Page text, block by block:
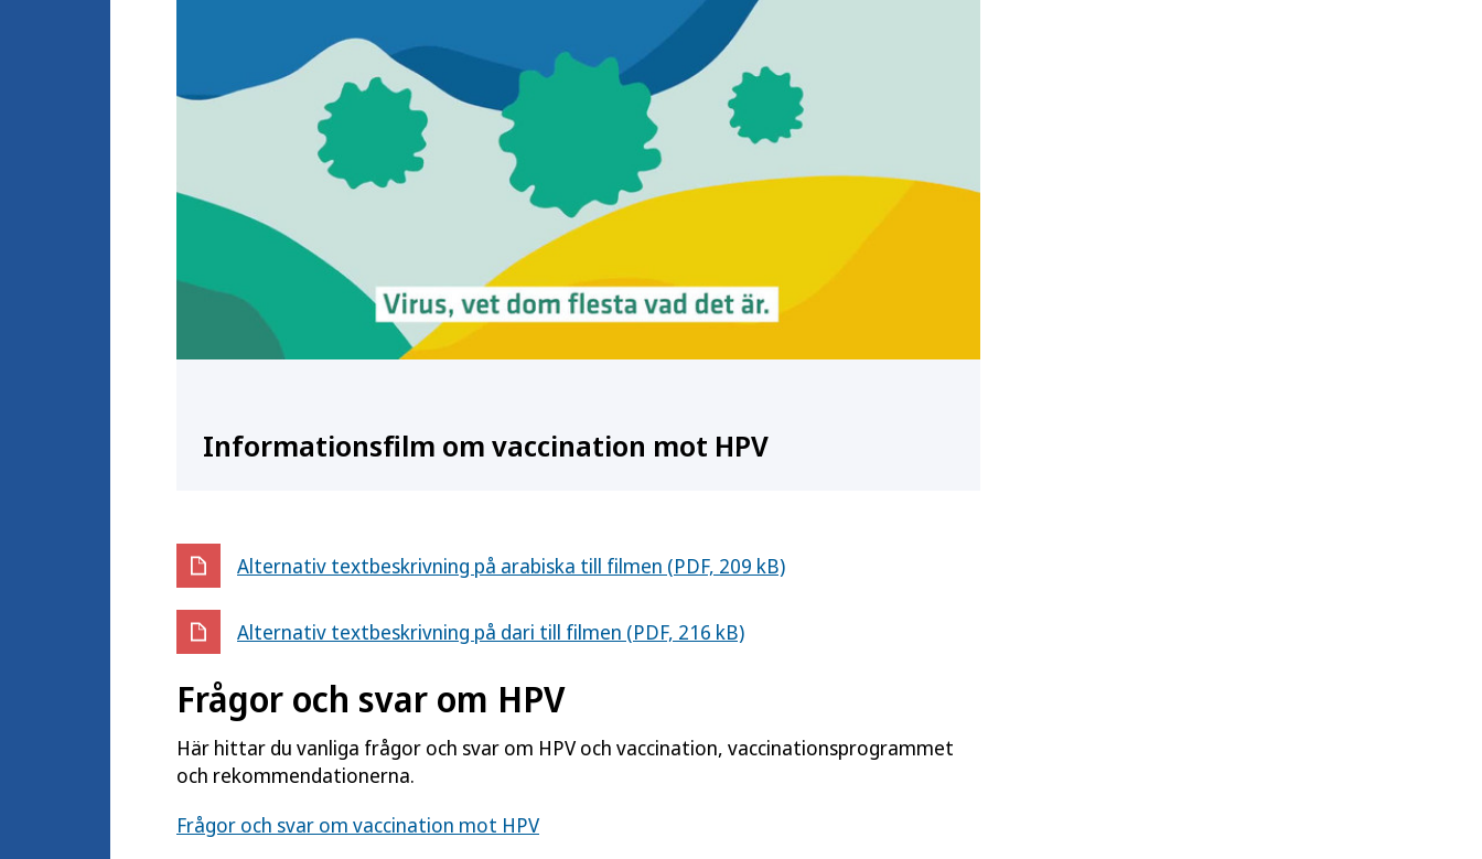
Informationsfilm om vaccination mot HPV
Alternativ textbeskrivning på arabiska till filmen (PDF, 209 kB)
Alternativ textbeskrivning på dari till filmen (PDF, 216 kB)
Frågor och svar om HPV
Här hittar du vanliga frågor och svar om HPV och vaccination, vaccinationsprogrammet
och rekommendationerna.
Frågor och svar om vaccination mot HPV